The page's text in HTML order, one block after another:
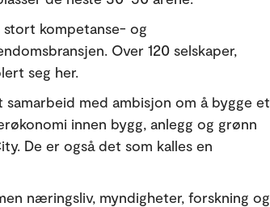
kompetanse- og
Over 120 selskaper,
seg her.
med ambisjon om å bygge et
innen bygg, anlegg og grønn
De er også det som kalles en
næringsliv, myndigheter, forskning og